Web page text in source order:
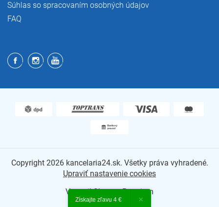
Súhlas so spracovaním osobných údajov
FAQ
Vytvoril Shoptet Premium
Copyright 2026 kancelaria24.sk. Všetky práva vyhradené.
Upraviť nastavenie cookies
Získajte zľavu 4 € ×